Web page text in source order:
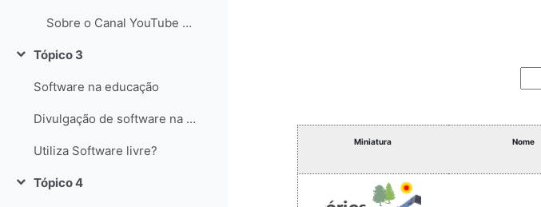
Sobre o Canal YouTube Ciência na Escola
Contrair
Tópico 3
Software na educação
Divulgação de software na educação
Utiliza Software livre?
Contrair
Tópico 4
Miniatura Nome